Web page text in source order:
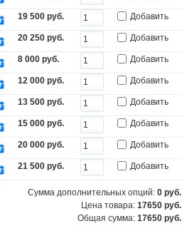
19 500 руб. Добавить
20 250 руб. Добавить
8 000 руб. Добавить
12 000 руб. Добавить
13 500 руб. Добавить
15 000 руб. Добавить
20 000 руб. Добавить
21 500 руб. Добавить
Сумма дополнительных опций: 0 руб.
Цена товара: 17650 руб.
Общая сумма: 17650 руб.